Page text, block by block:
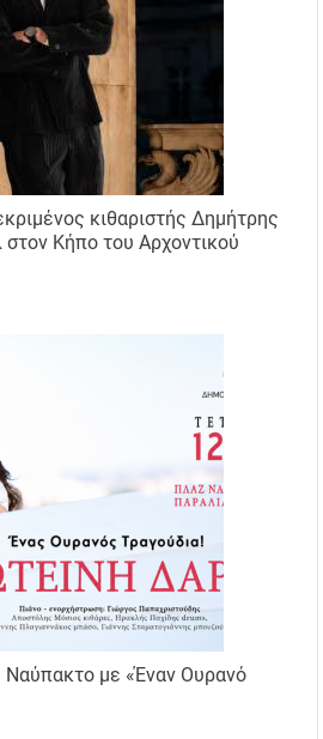
κιθαριστής Δημήτρης
στον Κήπο του Αρχοντικού
με «Έναν Ουρανό